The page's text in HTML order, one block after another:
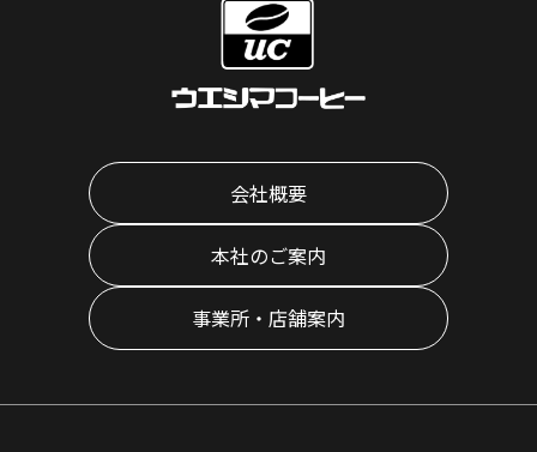
会社概要
本社のご案内
事業所・店舗案内